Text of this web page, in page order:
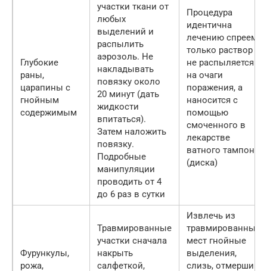
Глубокие
раны,
царапины с
гнойным
содержимым
участки ткани от
любых
выделений и
распылить
аэрозоль. Не
накладывать
повязку около
20 минут (дать
жидкости
впитаться).
Затем наложить
повязку.
Подробные
манипуляции
проводить от 4
до 6 раз в сутки
Процедура
идентична
лечению спреем,
только раствор
не распыляется
на очаги
поражения, а
наносится с
помощью
смоченного в
лекарстве
ватного тампона
(диска)
Фурункулы,
рожа,
Травмированные
участки сначала
накрыть
салфеткой,
Извлечь из
травмированных
мест гнойные
выделения,
слизь, отмерший